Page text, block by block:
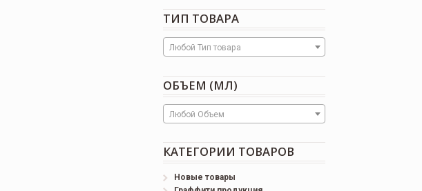
ТИП ТОВАРА
Любой Тип товара
ОБЪЕМ (МЛ)
Любой Объем
КАТЕГОРИИ ТОВАРОВ
Новые товары